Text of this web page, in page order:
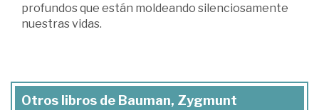
profundos que están moldeando silenciosamente
nuestras vidas.
Otros libros de Bauman, Zygmunt